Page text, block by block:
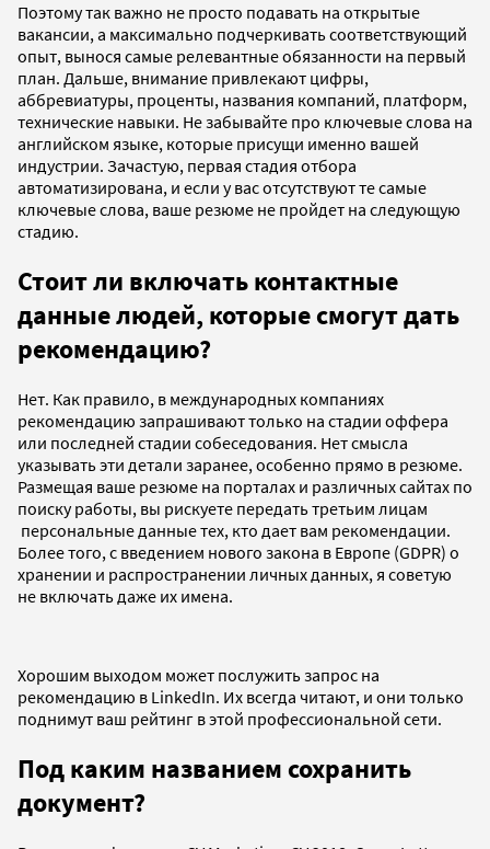
Поэтому так важно не просто подавать на открытые
вакансии, а максимально подчеркивать соответствующий
опыт, вынося самые релевантные обязанности на первый
план. Дальше, внимание привлекают цифры,
аббревиатуры, проценты, названия компаний, платформ,
технические навыки. Не забывайте про ключевые слова на
английском языке, которые присущи именно вашей
индустрии. Зачастую, первая стадия отбора
автоматизирована, и если у вас отсутствуют те самые
ключевые слова, ваше резюме не пройдет на следующую
стадию.
Стоит ли включать контактные
данные людей, которые смогут дать
рекомендацию?
Нет. Как правило, в международных компаниях
рекомендацию запрашивают только на стадии оффера
или последней стадии собеседования. Нет смысла
указывать эти детали заранее, особенно прямо в резюме.
Размещая ваше резюме на порталах и различных сайтах по
поиску работы, вы рискуете передать третьим лицам
персональные данные тех, кто дает вам рекомендации.
Более того, с введением нового закона в Европе (GDPR) о
хранении и распространении личных данных, я советую
не включать даже их имена.
Хорошим выходом может послужить запрос на
рекомендацию в LinkedIn. Их всегда читают, и они только
поднимут ваш рейтинг в этой профессиональной сети.
Под каким названием сохранить
документ?